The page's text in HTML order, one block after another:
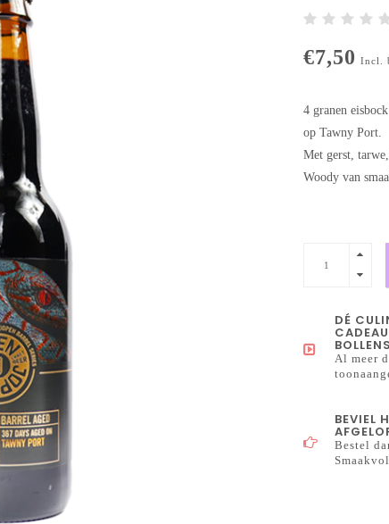
€7,50 Incl.
4 granen
op Tawny Port.
Met gerst,
Woody van
DÉ
Al meer
BEVIEL
Bestel